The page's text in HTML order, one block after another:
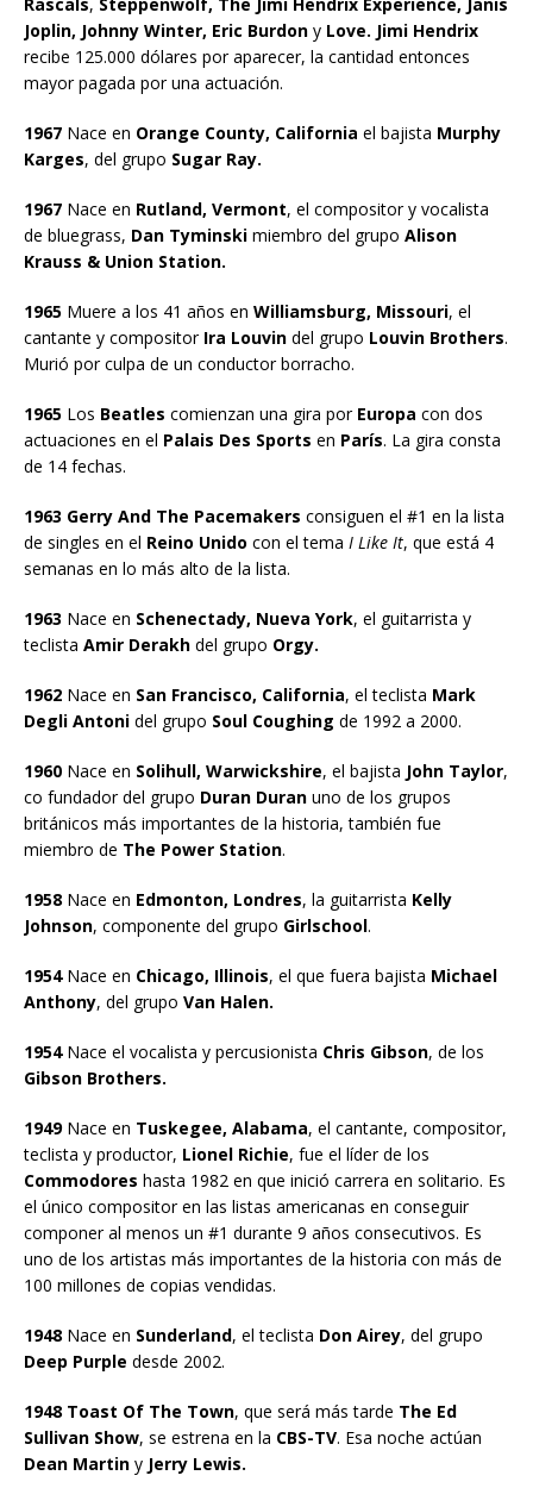
Rascals, Steppenwolf, The Jimi Hendrix Experience, Janis
Joplin, Johnny Winter, Eric Burdon y Love. Jimi Hendrix
recibe 125.000 dólares por aparecer, la cantidad entonces
mayor pagada por una actuación.
1967 Nace en Orange County, California el bajista Murphy
Karges, del grupo Sugar Ray.
1967 Nace en Rutland, Vermont, el compositor y vocalista
de bluegrass, Dan Tyminski miembro del grupo Alison
Krauss & Union Station.
1965 Muere a los 41 años en Williamsburg, Missouri, el
cantante y compositorIra Louvin del grupo Louvin Brothers.
Murió por culpa de un conductor borracho.
1965 Los Beatles comienzan una gira porEuropa con dos
actuaciones en el Palais Des Sports en París. La gira consta
de 14 fechas.
1963 Gerry And The Pacemakers consiguen el #1 en la lista
de singles en el Reino Unido con el tema I Like It, que está 4
semanas en lo más alto de la lista.
1963 Nace en Schenectady, Nueva York, el guitarrista y
teclista Amir Derakh del grupo Orgy.
1962 Nace en San Francisco, California, el teclista Mark
Degli Antoni del grupo Soul Coughing de 1992 a 2000.
1960 Nace en Solihull, Warwickshire, el bajista John Taylor,
co fundador del grupo Duran Duran uno de los grupos
británicos más importantes de la historia, también fue
miembro de The Power Station.
1958 Nace en Edmonton, Londres, la guitarrista Kelly
Johnson, componente del grupo Girlschool.
1954Nace en Chicago, Illinois, el que fuera bajista Michael
Anthony, del grupo Van Halen.
1954Nace el vocalista y percusionista Chris Gibson, de los
Gibson Brothers.
1949Nace en Tuskegee, Alabama, el cantante, compositor,
teclista y productor, Lionel Richie, fue el líder de los
Commodores hasta 1982 en que inició carrera en solitario. Es
el único compositor en las listas americanas en conseguir
componer al menos un #1 durante 9 años consecutivos. Es
uno de los artistas más importantes de la historia con más de
100 millones de copias vendidas.
1948 Nace en Sunderland, el teclista Don Airey, del grupo
Deep Purple desde 2002.
1948 Toast Of The Town, que será más tarde The Ed
Sullivan Show, se estrena en la CBS-TV. Esa noche actúan
Dean Martin y Jerry Lewis.